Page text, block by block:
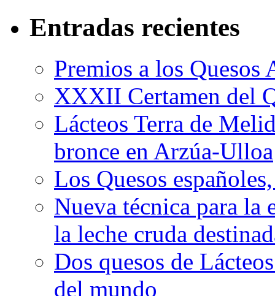
Entradas recientes
Premios a los Quesos
XXXII Certamen del
Lácteos Terra de
bronce en Arzúa-Ulloa
Los Quesos
Nueva técnica para la
la leche cruda
Dos quesos de
del mundo